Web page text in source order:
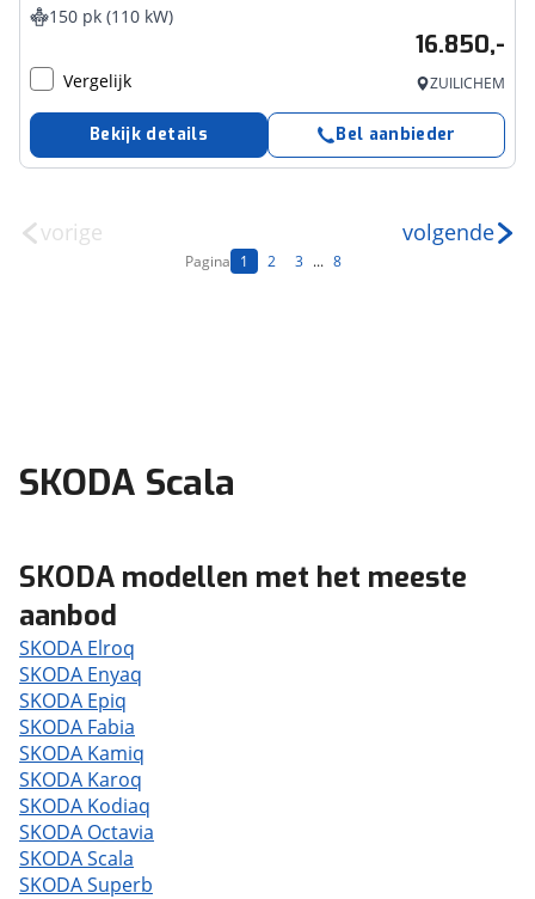
150 pk (110 kW)
16.850,-
Vergelijk ZUILICHEM
Bekijk details Bel aanbieder
vorige
Pagina 1 2 3 ... 8
volgende
SKODA Scala
SKODA modellen met het meeste
aanbod
SKODA Elroq
SKODA Enyaq
SKODA Epiq
SKODA Fabia
SKODA Kamiq
SKODA Karoq
SKODA Kodiaq
SKODA Octavia
SKODA Scala
SKODA Superb